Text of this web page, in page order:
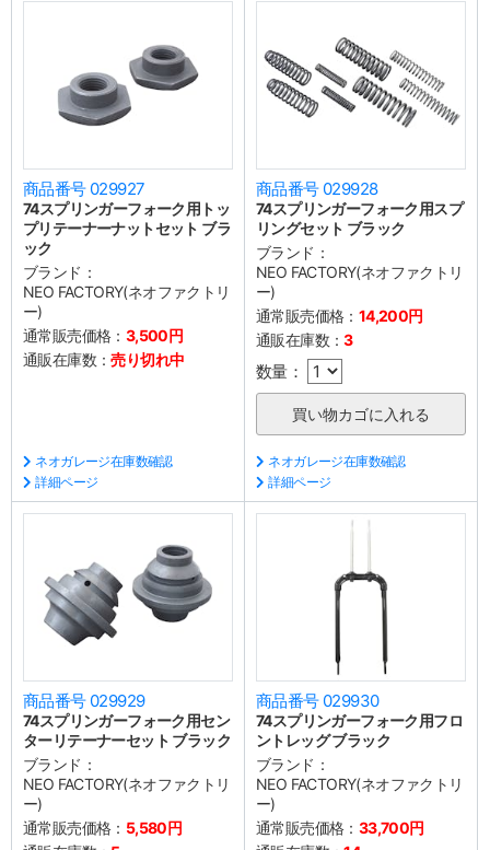
商品番号 029927
74スプリンガーフォーク用トッ
プリテーナーナットセット ブラ
ック
ブランド：
NEO FACTORY(ネオファクトリ
ー)
通常販売価格： 3,500円
通販在庫数：売り切れ中
ネオガレージ在庫数確認
詳細ページ
商品番号 029928
74スプリンガーフォーク用スプ
リングセット ブラック
ブランド：
NEO FACTORY(ネオファクトリ
ー)
通常販売価格： 14,200円
通販在庫数：3
数量：
ネオガレージ在庫数確認
詳細ページ
商品番号 029929
74スプリンガーフォーク用セン
ターリテーナーセット ブラック
ブランド：
NEO FACTORY(ネオファクトリ
ー)
通常販売価格： 5,580円
商品番号 029930
74スプリンガーフォーク用フロ
ントレッグ ブラック
ブランド：
NEO FACTORY(ネオファクトリ
ー)
通常販売価格： 33,700円